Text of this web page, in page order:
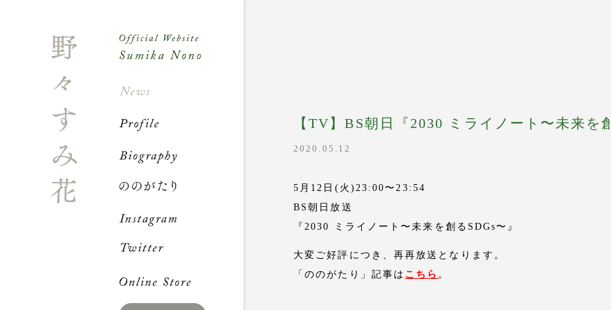
Biography
ののがたり
Instagram
Twitter
Online Store
【TV】BS朝日『2030 ミライノート〜未来を
2020.05.12
5月12日(火)23:00〜23:54
BS朝日放送
『2030 ミライノート〜未来を創るSDGs〜』
大変ご好評につき、再再放送となります。
「ののがたり」記事は こちら 。